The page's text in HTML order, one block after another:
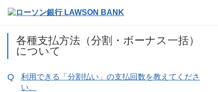
各種支払方法（分割・ボーナス一括）
について
利用できる「分割払い」の支払回数を教えてくださ
い。